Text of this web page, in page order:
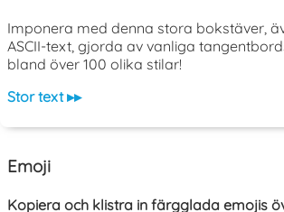
Imponera med denna stora bokstäver,
ASCII-text, gjorda av vanliga
bland över 100 olika stilar!
Stor text ▸▸
Emoji
Kopiera och klistra in färgglada emojis